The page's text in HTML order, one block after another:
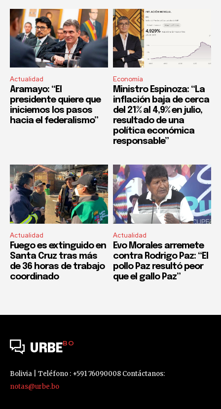
Actualidad
Aramayo: “El
presidente quiere que
iniciemos los pasos
hacia el federalismo”
Economía
Ministro Espinoza: “La
inflación baja de cerca
del 21% al 4,9% en julio,
resultado de una
política económica
responsable”
Actualidad
Fuego es extinguido en
Santa Cruz tras más
de 36 horas de trabajo
coordinado
Actualidad
Evo Morales arremete
contra Rodrigo Paz: “El
pollo Paz resultó peor
que el gallo Paz”
URBEBO
Bolivia | Teléfono : +591 76090008 Contáctanos:
notas@urbe.bo